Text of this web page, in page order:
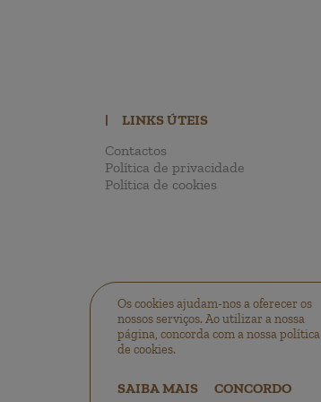
Os cookies ajudam-nos a oferecer os
nossos serviços. Ao utilizar a nossa
página, concorda com a nossa política
de cookies.
SAIBA MAIS CONCORDO
|
LINKS ÚTEIS
Contactos
Política de privacidade
Política de cookies